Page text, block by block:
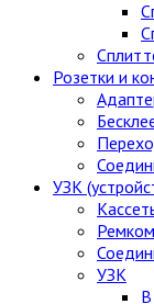
Розетки и
УЗК
УЗК